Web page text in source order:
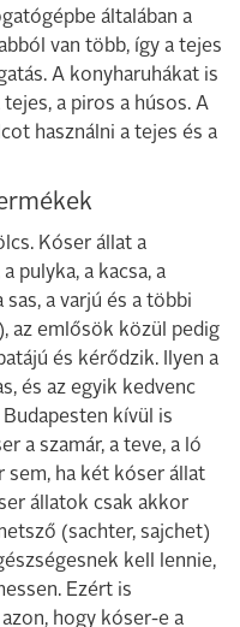
általában a
van több, így a tejes
A konyharuhákat is
a piros a húsos. A
használni a tejes és a
Kóser állat a
pulyka, a kacsa, a
a varjú és a többi
az emlősök közül pedig
és kérődzik. Ilyen a
és az egyik kedvenc
kívül is
a szamár, a teve, a ló
sem, ha két kóser állat
állatok csak akkor
(sachter, sajchet)
kell lennie,
Ezért is
hogy kóser-e a